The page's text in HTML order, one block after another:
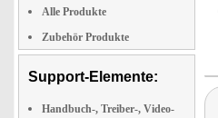
Alle Produkte
Zubehör Produkte
Support-Elemente:
Handbuch-, Treiber-, Video-